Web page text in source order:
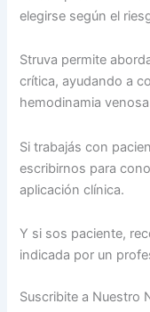
elegirse según el
Struva permite
crítica, ayudando a
hemodinamia
Si trabajás con
escribirnos para
aplicación clínica.
Y si sos paciente,
indicada por un
Suscribite a Nuestro